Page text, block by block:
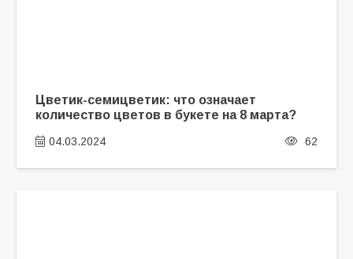
Цветик-семицветик: что означает
количество цветов в букете на 8 марта?
04.03.2024 62